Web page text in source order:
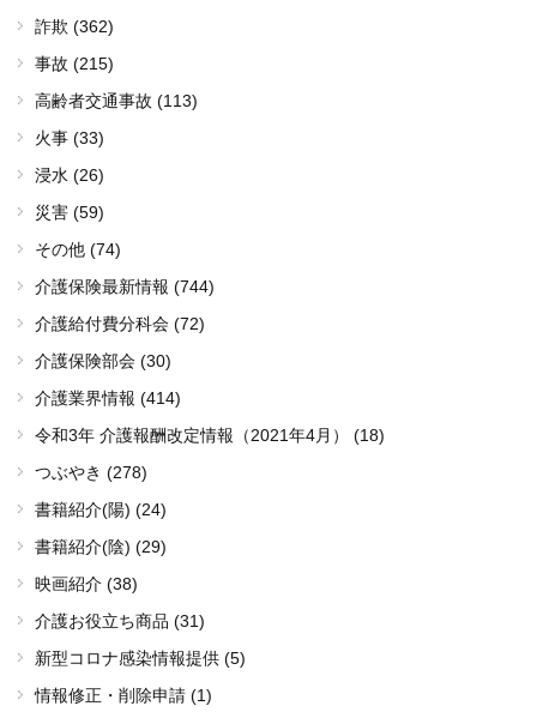
詐欺 (362)
事故 (215)
高齢者交通事故 (113)
火事 (33)
浸水 (26)
災害 (59)
その他 (74)
介護保険最新情報 (744)
介護給付費分科会 (72)
介護保険部会 (30)
介護業界情報 (414)
令和3年 介護報酬改定情報（2021年4月） (18)
つぶやき (278)
書籍紹介(陽) (24)
書籍紹介(陰) (29)
映画紹介 (38)
介護お役立ち商品 (31)
新型コロナ感染情報提供 (5)
情報修正・削除申請 (1)